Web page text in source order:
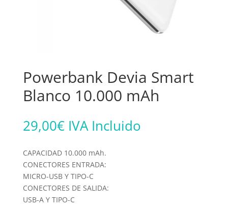
Powerbank Devia Smart
Blanco 10.000 mAh
29,00€ IVA Incluido
CAPACIDAD 10.000 mAh.
CONECTORES ENTRADA:
MICRO-USB Y TIPO-C
CONECTORES DE SALIDA:
USB-A Y TIPO-C